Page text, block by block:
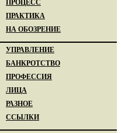
ПРОЦЕСС
ПРАКТИКА
НА ОБОЗРЕНИЕ
УПРАВЛЕНИЕ
БАНКРОТСТВО
ПРОФЕССИЯ
ЛИЦА
РАЗНОЕ
ССЫЛКИ